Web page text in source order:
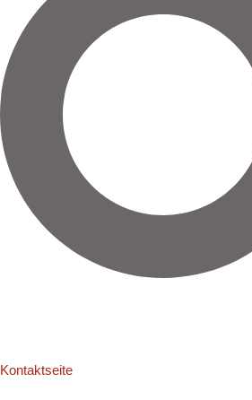
Kontaktseite